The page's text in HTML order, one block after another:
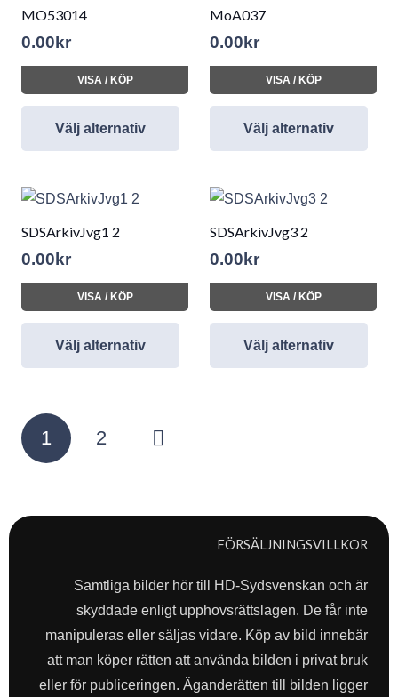
MO53014
0.00 kr
VISA / KÖP
Välj alternativ
MoA037
0.00 kr
VISA / KÖP
Välj alternativ
SDSArkivJvg1 2
0.00 kr
VISA / KÖP
Välj alternativ
SDSArkivJvg3 2
0.00 kr
VISA / KÖP
Välj alternativ
Sidnumrering
för
inlägg
1 2
FÖRSÄLJNINGSVILLKOR
Samtliga bilder hör till HD-Sydsvenskan och är
skyddade enligt upphovsrättslagen. De får inte
manipuleras eller säljas vidare. Köp av bild innebär
att man köper rätten att använda bilden i privat bruk
eller för publiceringen. Äganderätten till bilden ligger